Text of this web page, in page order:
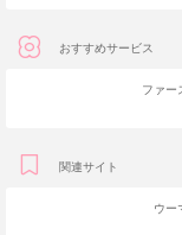
おすすめサービス
ファー
関連サイト
ウー